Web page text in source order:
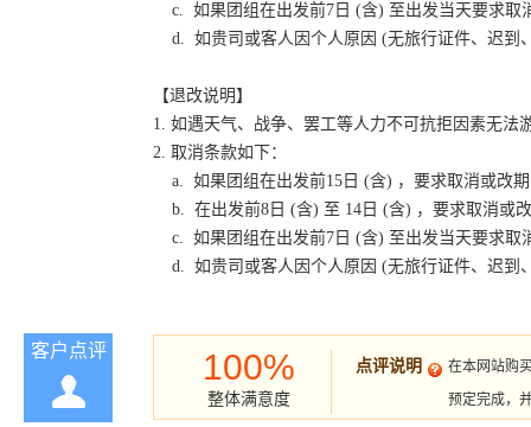
c. 如果团组在出发前7日 (含) 至出发当天要求取
d. 如贵司或客人因个人原因 (无旅行证件、迟到
【退改说明】
1. 如遇天气、战争、罢工等人力不可抗拒因素无
2. 取消条款如下：
a. 如果团组在出发前15日 (含) ，要求取消或改
b. 在出发前8日 (含) 至 14日 (含) ，要求取消或
c. 如果团组在出发前7日 (含) 至出发当天要求取
d. 如贵司或客人因个人原因 (无旅行证件、迟到
客户点评 100%
整体满意度
点评说明
在本网站购
预定完成，